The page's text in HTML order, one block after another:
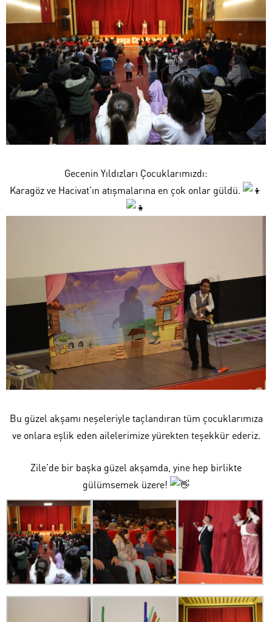
​Gecenin Yıldızları Çocuklarımızdı:
​Karagöz ve Hacivat’ın atışmalarına en çok onlar güldü.
​Bu güzel akşamı neşeleriyle taçlandıran tüm çocuklarımıza
ve onlara eşlik eden ailelerimize yürekten teşekkür ederiz.
Zile’de bir başka güzel akşamda, yine hep birlikte
gülümsemek üzere!